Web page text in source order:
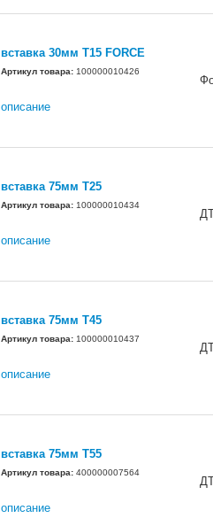
вставка 30мм Т15 FORCE
Артикул товара: 100000010426
описание
вставка 75мм Т25
Артикул товара: 100000010434
описание
вставка 75мм Т45
Артикул товара: 100000010437
описание
вставка 75мм Т55
Артикул товара: 400000007564
описание